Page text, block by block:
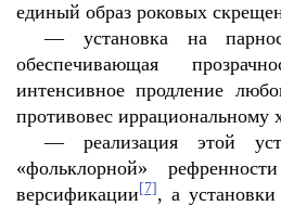
единый образ роковых
—установка на
обеспечивающая
интенсивное продление
противовес иррациональному
—реализация этой
«фольклорной»
версификации [7] , а